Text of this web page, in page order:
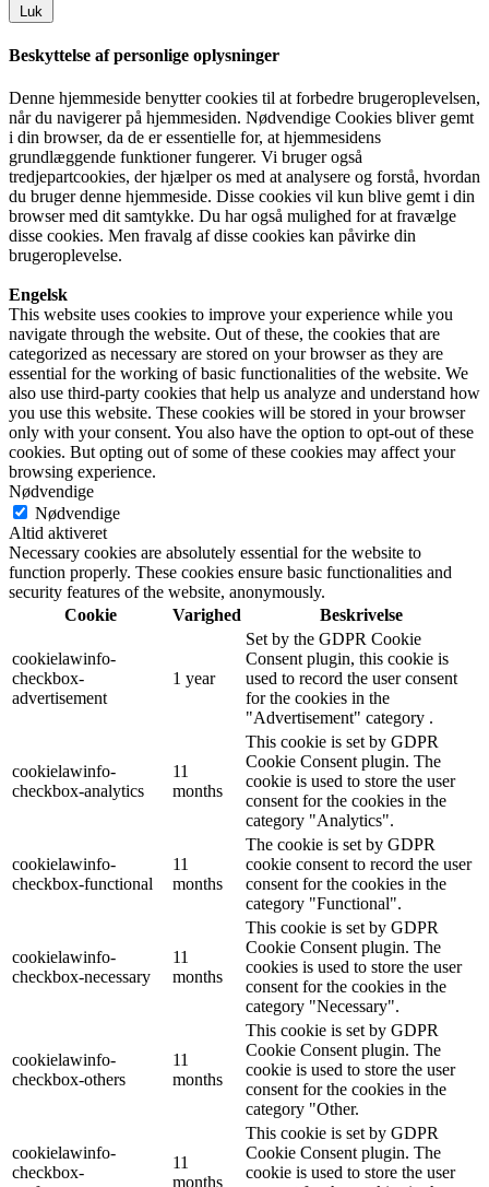
Luk
Beskyttelse af personlige oplysninger
Denne hjemmeside benytter cookies til at forbedre brugeroplevelsen,
når du navigerer på hjemmesiden. Nødvendige Cookies bliver gemt
i din browser, da de er essentielle for, at hjemmesidens
grundlæggende funktioner fungerer. Vi bruger også
tredjepartcookies, der hjælper os med at analysere og forstå, hvordan
du bruger denne hjemmeside. Disse cookies vil kun blive gemt i din
browser med dit samtykke. Du har også mulighed for at fravælge
disse cookies. Men fravalg af disse cookies kan påvirke din
brugeroplevelse.
Engelsk
This website uses cookies to improve your experience while you
navigate through the website. Out of these, the cookies that are
categorized as necessary are stored on your browser as they are
essential for the working of basic functionalities of the website. We
also use third-party cookies that help us analyze and understand how
you use this website. These cookies will be stored in your browser
only with your consent. You also have the option to opt-out of these
cookies. But opting out of some of these cookies may affect your
browsing experience.
Nødvendige
Nødvendige
Altid aktiveret
Necessary cookies are absolutely essential for the website to
function properly. These cookies ensure basic functionalities and
security features of the website, anonymously.
Cookie
Varighed Beskrivelse
cookielawinfo-
checkbox-
advertisement
1 year
Set by the GDPR Cookie
Consent plugin, this cookie is
used to record the user consent
for the cookies in the
"Advertisement" category .
cookielawinfo-
checkbox-analytics
11
months
This cookie is set by GDPR
Cookie Consent plugin. The
cookie is used to store the user
consent for the cookies in the
category "Analytics".
cookielawinfo-
checkbox-functional
11
months
The cookie is set by GDPR
cookie consent to record the user
consent for the cookies in the
category "Functional".
cookielawinfo-
checkbox-necessary
11
months
This cookie is set by GDPR
Cookie Consent plugin. The
cookies is used to store the user
consent for the cookies in the
category "Necessary".
cookielawinfo-
checkbox-others
11
months
This cookie is set by GDPR
Cookie Consent plugin. The
cookie is used to store the user
consent for the cookies in the
category "Other.
cookielawinfo-
checkbox-
11
months
This cookie is set by GDPR
Cookie Consent plugin. The
cookie is used to store the user